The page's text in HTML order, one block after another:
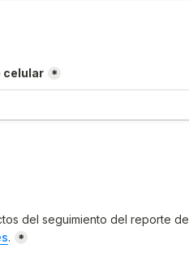
celular *
del seguimiento del reporte de
. *